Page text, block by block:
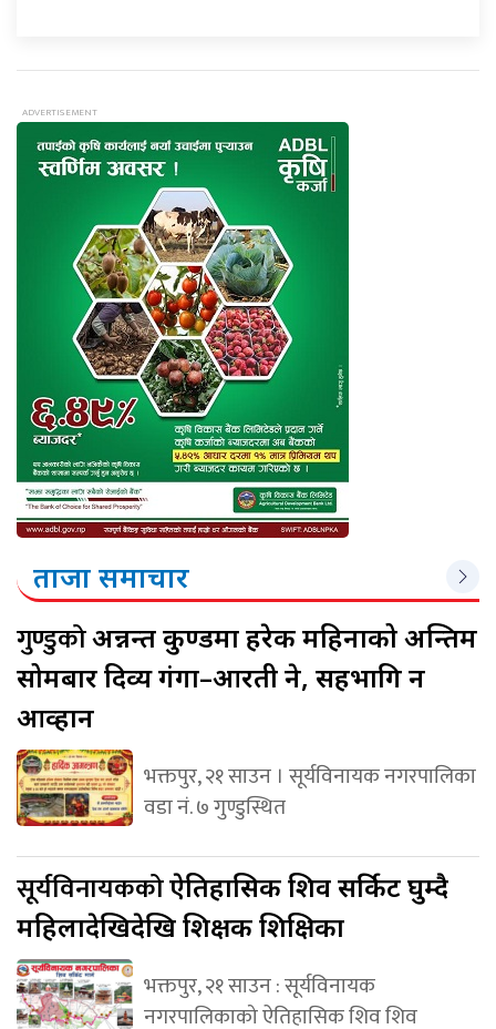
ताजा समाचार
गुण्डुकोअन्नन्त कुण्डमा हरेक महिनाको अन्तिम
सोमबार दिव्य गंगा–आरती हुने, सहभागि हुन
आव्हान
भक्तपुर, २१ साउन । सूर्यविनायक नगरपालिका
वडा नं. ७ गुण्डुस्थित
सूर्यविनायककोऐतिहासिक शिव सर्किट घुम्दै
महिलादेखिदेखि शिक्षक शिक्षिका
भक्तपुर, २१ साउन : सूर्यविनायक
नगरपालिकाको ऐतिहासिक शिव शिव